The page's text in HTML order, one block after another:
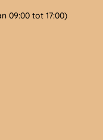
09:00 tot 17:00)